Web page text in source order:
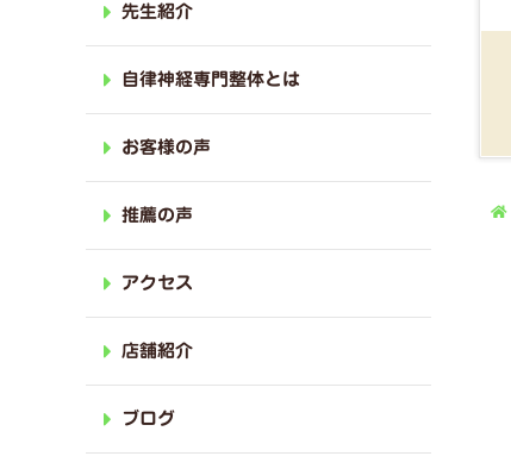
先生紹介
自律神経専門整体とは
お客様の声
推薦の声
アクセス
店舗紹介
ブログ